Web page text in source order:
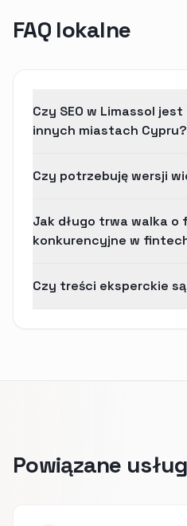
FAQ lokalne
Czy SEO w Limassol
innych miastach Cypru?
Czy potrzebuję wersji
Jak długo trwa walka o
konkurencyjne w
Czy treści eksperckie
Powiązane